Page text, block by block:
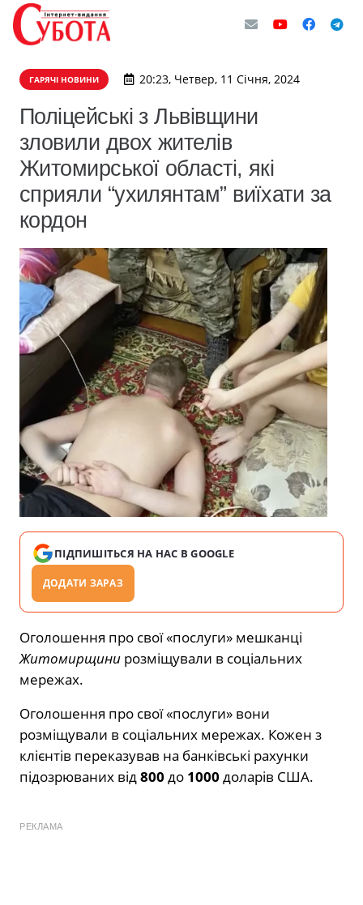
ГАРЯЧІ НОВИНИ 20:23, Четвер, 11 Січня, 2024
Поліцейські з Львівщини
зловили двох жителів
Житомирської області, які
сприяли “ухилянтам” виїхати за
кордон
ПІДПИШІТЬСЯ НА НАС В GOOGLE
ДОДАТИ ЗАРАЗ
Оголошення про свої «послуги» мешканці
Житомирщини розміщували в соціальних
мережах.
Оголошення про свої «послуги» вони
розміщували в соціальних мережах. Кожен з
клієнтів переказував на банківські рахунки
підозрюваних від800 до 1000 доларів США.
РЕКЛАМА